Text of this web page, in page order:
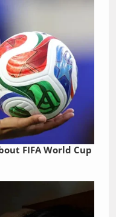
FIFA World Cup